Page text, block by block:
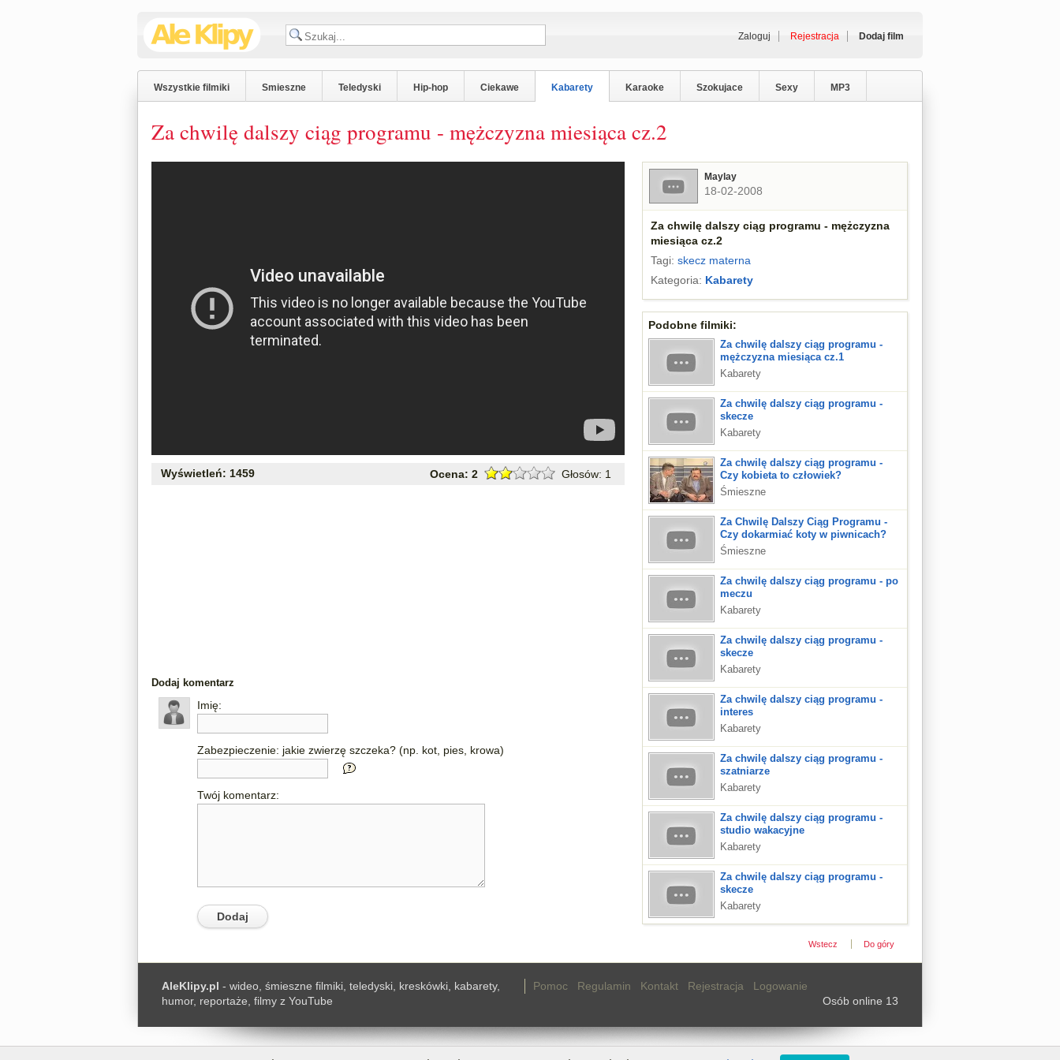
Zaloguj Rejestracja Dodaj film
Wszystkie filmiki Smieszne Teledyski Hip-hop Ciekawe Kabarety Karaoke Szokujace Sexy MP3
Za chwilę dalszy ciąg programu - mężczyzna miesiąca cz.2
Wyświetleń: 1459 Ocena: 2 Głosów: 1
Dodaj komentarz
Imię:
Zabezpieczenie: jakie zwierzę szczeka? (np. kot, pies, krowa)
Twój komentarz:
Maylay
18-02-2008
Za chwilę dalszy ciąg programu - mężczyzna
miesiąca cz.2
Tagi: skecz materna
Kategoria: Kabarety
Podobne filmiki:
Za chwilę dalszy ciąg programu -
mężczyzna miesiąca cz.1
Kabarety
Za chwilę dalszy ciąg programu -
skecze
Kabarety
Za chwilę dalszy ciąg programu -
Czy kobieta to człowiek?
Śmieszne
Za Chwilę Dalszy Ciąg Programu -
Czy dokarmiać koty w piwnicach?
Śmieszne
Za chwilę dalszy ciąg programu - po
meczu
Kabarety
Za chwilę dalszy ciąg programu -
skecze
Kabarety
Za chwilę dalszy ciąg programu -
interes
Kabarety
Za chwilę dalszy ciąg programu -
szatniarze
Kabarety
Za chwilę dalszy ciąg programu -
studio wakacyjne
Kabarety
Za chwilę dalszy ciąg programu -
skecze
Kabarety
Wstecz Do góry
AleKlipy.pl - wideo, śmieszne filmiki, teledyski, kreskówki, kabarety,
humor, reportaże, filmy z YouTube
Pomoc Regulamin Kontakt Rejestracja
Logowanie
Osób online 13